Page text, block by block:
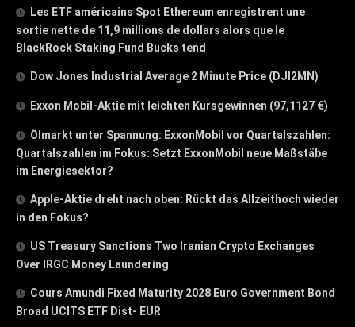
Les ETF américains Spot Ethereum enregistrent une
sortie nette de 11,9 millions de dollars alors que le
BlackRock Staking Fund Bucks tend
Dow Jones Industrial Average 2 Minute Price (DJI2MN)
Exxon Mobil-Aktie mit leichten Kursgewinnen (97,1127 €)
Ölmarkt unter Spannung: ExxonMobil vor Quartalszahlen:
Quartalszahlen im Fokus: Setzt ExxonMobil neue Maßstäbe
im Energiesektor?
Apple-Aktie dreht nach oben: Rückt das Allzeithoch wieder
in den Fokus?
US Treasury Sanctions Two Iranian Crypto Exchanges
Over IRGC Money Laundering
Cours Amundi Fixed Maturity 2028 Euro Government Bond
Broad UCITS ETF Dist- EUR